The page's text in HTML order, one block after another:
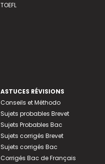
TOEFL
ASTUCES RÉVISIONS
Conseils et Méthodo
Sujets probables Brevet
Sujets Probables Bac
Sujets corrigés Brevet
Sujets corrigés Bac
Corrigés Bac de Français